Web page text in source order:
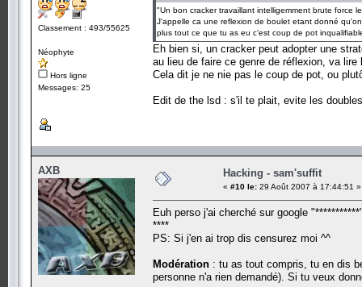
Classement : 493/55625
Néophyte
Hors ligne
Messages: 25
"Un bon cracker travaillant intelligemment brute force
J'appelle ca une reflexion de boulet etant donné
plus tout ce que tu as eu c'est coup de pot
Eh bien si, un cracker peut adopter une
au lieu de faire ce genre de réflexion, va
Cela dit je ne nie pas le coup de pot, ou
Edit de the lsd : s'il te plait, evite les
AXB Hacking - sam'suffit
« #10 le: 29 Août 2007 à 17:44:51 »
Euh perso j'ai cherché sur google
****
PS: Si j'en ai trop dis censurez moi ^^
Modération : tu as tout compris, tu en dis
personne n'a rien demandé). Si tu veux